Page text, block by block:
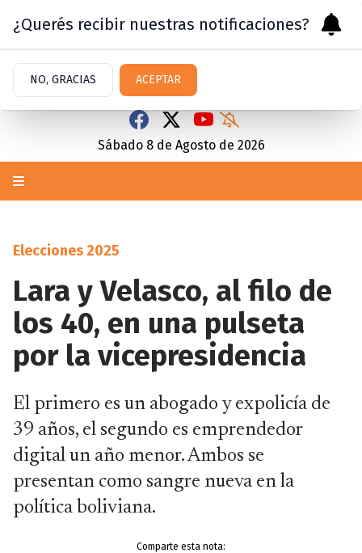
Sábado 8 de Agosto de 2026
Elecciones 2025
Lara y Velasco, al filo de
los 40, en una pulseta
por la vicepresidencia
El primero es un abogado y expolicía de
39 años, el segundo es emprendedor
digital un año menor. Ambos se
presentan como sangre nueva en la
política boliviana.
Comparte esta nota:
¿Querés recibir nuestras notificaciones?
NO, GRACIAS ACEPTAR